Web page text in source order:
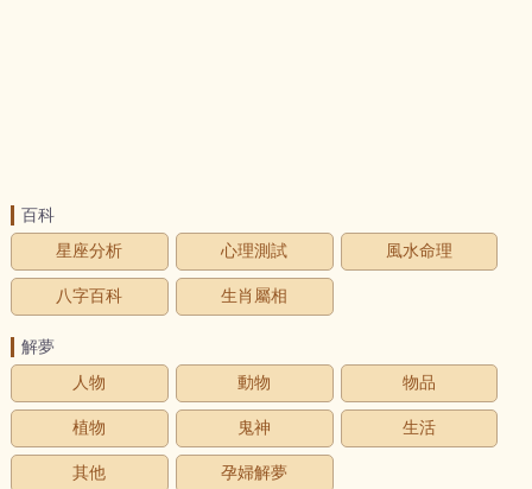
百科
星座分析
心理測試 風水命理
八字百科 生肖屬相
解夢
人物
動物 物品
植物 鬼神 生活
其他 孕婦解夢